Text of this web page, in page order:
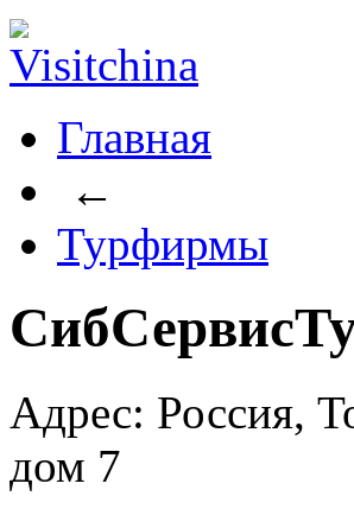
Главная
←
Турфирмы
Адрес: Россия,
дом 7